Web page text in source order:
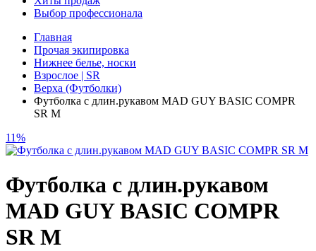
Выбор профессионала
Главная
Прочая экипировка
Нижнее белье, носки
Взрослое | SR
Верха (Футболки)
Футболка с длин.рукавом MAD GUY BASIC COMPR
SR M
11%
Футболка с длин.рукавом
MAD GUY BASIC COMPR
SR M